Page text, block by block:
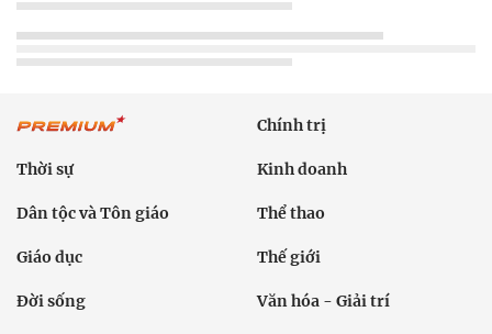
Chính trị
Thời sự Kinh doanh
Dân tộc và Tôn giáo Thể thao
Giáo dục Thế giới
Đời sống Văn hóa - Giải trí